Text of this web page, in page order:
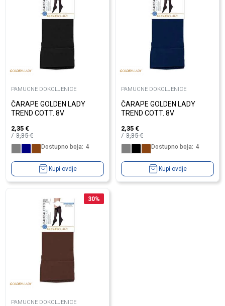
PAMUCNE DOKOLJENICE
ČARAPE GOLDEN LADY
TREND COTT. 8V
2,35 €
3,35€
Dostupno boja: 4
Kupi ovdje
PAMUCNE DOKOLJENICE
ČARAPE GOLDEN LADY
TREND COTT. 8V
2,35 €
3,35€
Dostupno boja: 4
Kupi ovdje
30%
PAMUCNE DOKOLJENICE